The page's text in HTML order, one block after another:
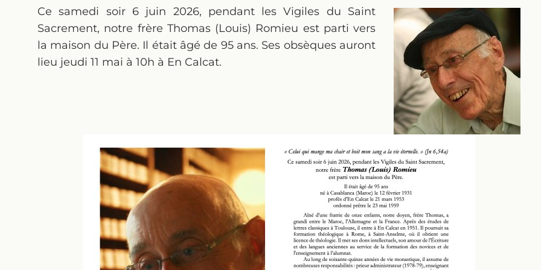
Ce samedi soir 6 juin 2026, pendant les Vigiles du Saint
Sacrement, notre frère Thomas (Louis) Romieu est parti vers
la maison du Père. Il était âgé de 95 ans. Ses obsèques auront
lieu jeudi 11 mai à 10h à En Calcat.